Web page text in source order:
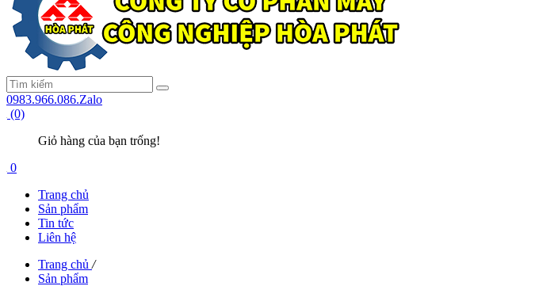
0983.966.086.Zalo
(0)
Giỏ hàng của bạn trống!
0
Trang chủ
Sản phẩm
Tin tức
Liên hệ
Trang chủ /
Sản phẩm